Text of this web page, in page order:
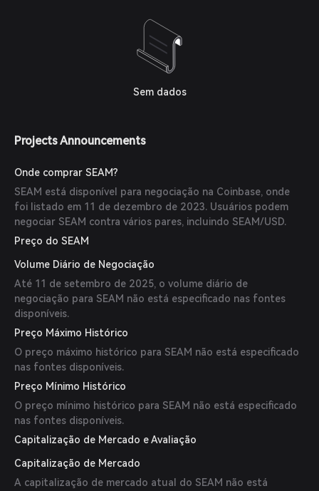
Sem dados
Projects Announcements
Onde comprar SEAM?
SEAM está disponível para negociação na Coinbase, onde
foi listado em 11 de dezembro de 2023. Usuários podem
negociar SEAM contra vários pares, incluindo SEAM/USD.
Preço do SEAM
Volume Diário de Negociação
Até 11 de setembro de 2025, o volume diário de
negociação para SEAM não está especificado nas fontes
disponíveis.
Preço Máximo Histórico
O preço máximo histórico para SEAM não está especificado
nas fontes disponíveis.
Preço Mínimo Histórico
O preço mínimo histórico para SEAM não está especificado
nas fontes disponíveis.
Capitalização de Mercado e Avaliação
Capitalização de Mercado
A capitalização de mercado atual do SEAM não está